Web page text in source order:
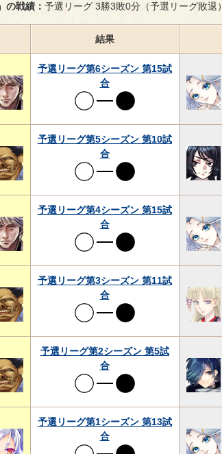
の戦績： 予選リーグ 3勝3敗0分（予選リーグ敗退）
結果
予選リーグ第6シーズン 第15試
合
予選リーグ第5シーズン 第10試
合
予選リーグ第4シーズン 第15試
合
予選リーグ第3シーズン 第11試
合
予選リーグ第2シーズン 第5試
合
予選リーグ第1シーズン 第13試
合